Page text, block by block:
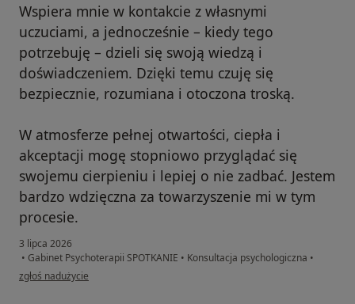
Wspiera mnie w kontakcie z własnymi
uczuciami, a jednocześnie – kiedy tego
potrzebuję – dzieli się swoją wiedzą i
doświadczeniem. Dzięki temu czuję się
bezpiecznie, rozumiana i otoczona troską.
W atmosferze pełnej otwartości, ciepła i
akceptacji mogę stopniowo przyglądać się
swojemu cierpieniu i lepiej o nie zadbać. Jestem
bardzo wdzięczna za towarzyszenie mi w tym
procesie.
3 lipca 2026
• Gabinet Psychoterapii SPOTKANIE • Konsultacja psychologiczna •
w opinii użytkownika Iwona Kubisiak
zgłoś nadużycie